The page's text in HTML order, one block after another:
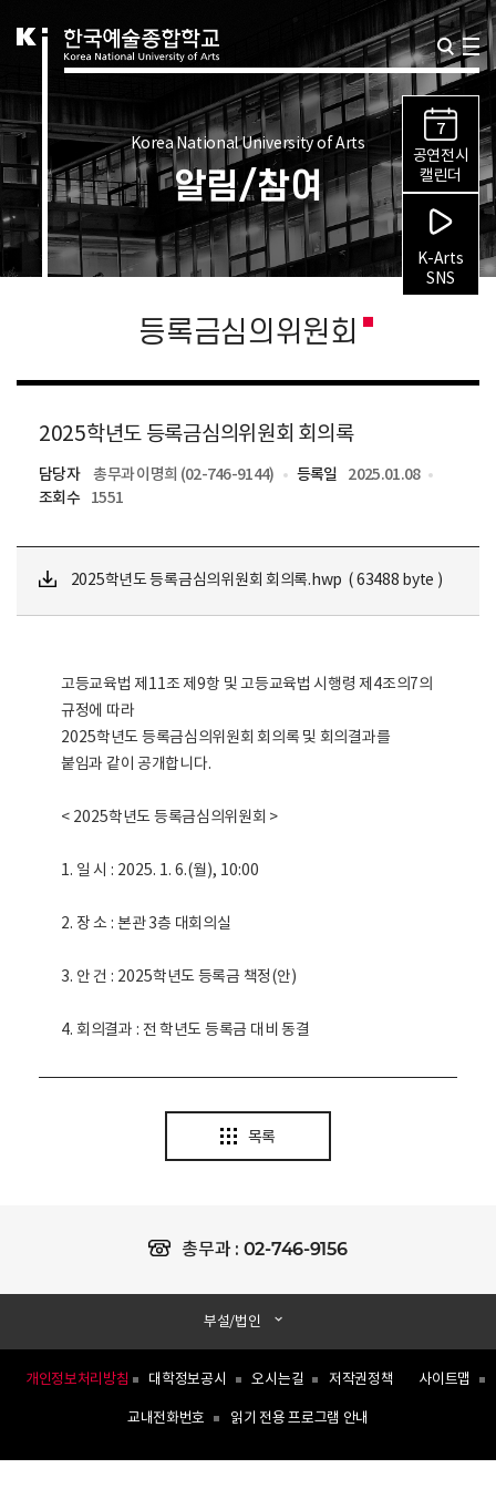
7
공연전시
캘린더
K-Arts
SNS
Korea National University of Arts
알림/참여
등록금심의위원회
2025학년도 등록금심의위원회 회의록
담당자 총무과 이명희 (02-746-9144) 등록일
2025.01.08
조회수
1551
2025학년도 등록금심의위원회 회의록.hwp ( 63488 byte )
고등교육법 제 11조 제9항 및 고등교육법 시행령 제 4조의 7의
규정에 따라
2025학년도 등록금심의위원회 회의록 및 회의결과를
붙임과 같이 공개합니다.
< 2025학년도 등록금심의위원회 >
1. 일 시 : 2025. 1. 6.(월), 10:00
2. 장 소: 본관3층 대회의실
3. 안 건 : 2025학년도 등록금 책정(안)
4. 회의결과 : 전 학년도 등록금 대비 동결
목록
총무과 : 02-746-9156
개인정보처리방침 대학정보공시 오시는길 저작권정책 사이트맵
교내전화번호 읽기 전용 프로그램 안내
부설/법인